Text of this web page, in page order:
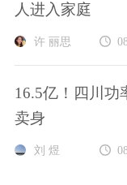
人进入家庭
许 丽思
16.5亿！四川功
卖身
刘 煜